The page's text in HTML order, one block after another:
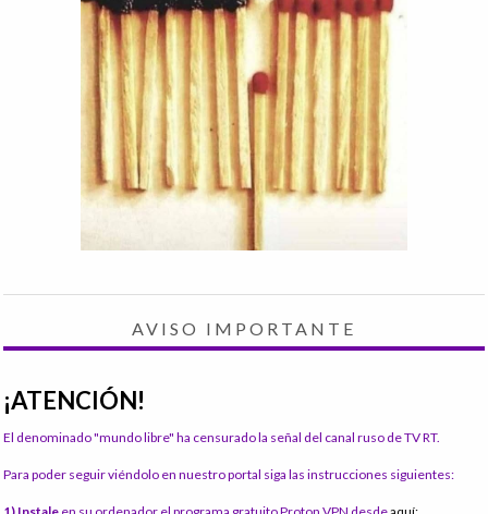
AVISO IMPORTANTE
¡ATENCIÓN!
El denominado "mundo libre" ha censurado la señal del canal ruso de TV RT.
Para poder seguir viéndolo en nuestro portal siga las instrucciones siguientes: